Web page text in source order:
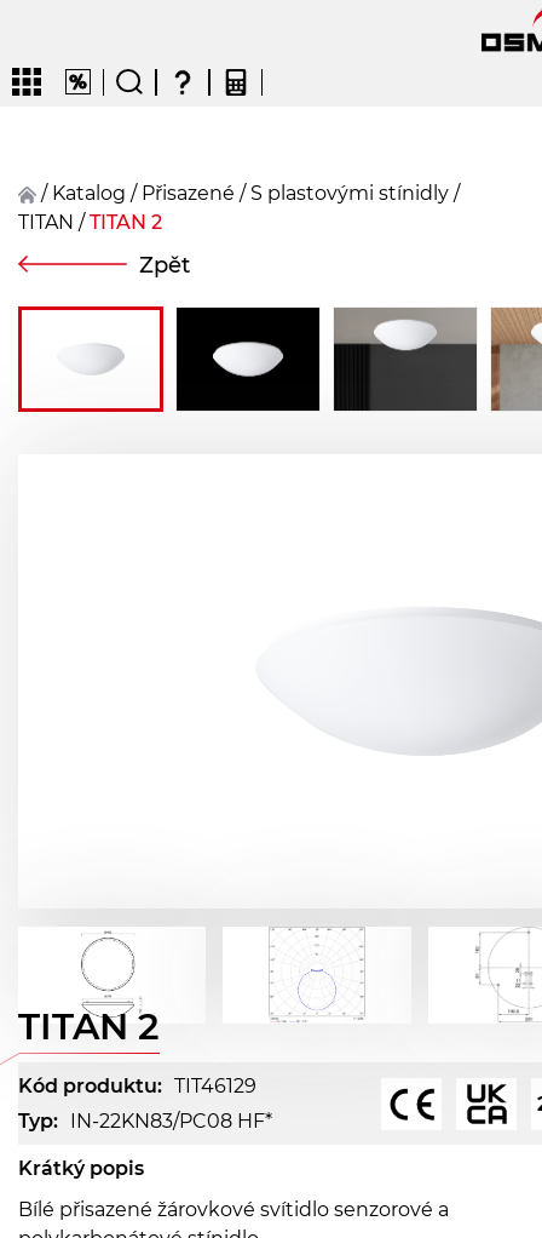
CZENDEFR FIN
/ Katalog / přisazené / S plastovými stínidly /
TITAN / TITAN 2
Zpět
TITAN 2
Kód produktu: TIT46129
Typ: IN-22KN83/PC08 HF*
Krátký popis
Bílé přisazené žárovkové svítidlo senzorové a